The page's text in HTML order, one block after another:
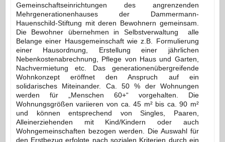
Gemeinschaftseinrichtungen des angrenzenden
Mehrgenerationenhauses der Dammermann-
Hauenschild-Stiftung mit deren Bewohnern gemeinsam.
Die Bewohner übernehmen in Selbstverwaltung alle
Belange einer Hausgemeinschaft wie z.B. Formulierung
einer Hausordnung, Erstellung einer jährlichen
Nebenkostenabrechnung, Pflege von Haus und Garten,
Nachvermietung etc. Das generationenübergreifende
Wohnkonzept eröffnet den Anspruch auf ein
solidarisches Miteinander. Ca. 50 % der Wohnungen
werden für „Menschen 60+“ vorgehalten. Die
Wohnungsgrößen variieren von ca. 45 m² bis ca. 90 m²
und können entsprechend von Singles, Paaren,
Alleinerziehenden mit Kind/Kindern oder auch
Wohngemeinschaften bezogen werden. Die Auswahl für
den Erstbezug erfolgte nach sozialen Kriterien durch ein